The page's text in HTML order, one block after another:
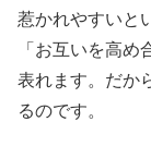
惹かれやすいと
「お互いを高
表れます。だか
るのです。